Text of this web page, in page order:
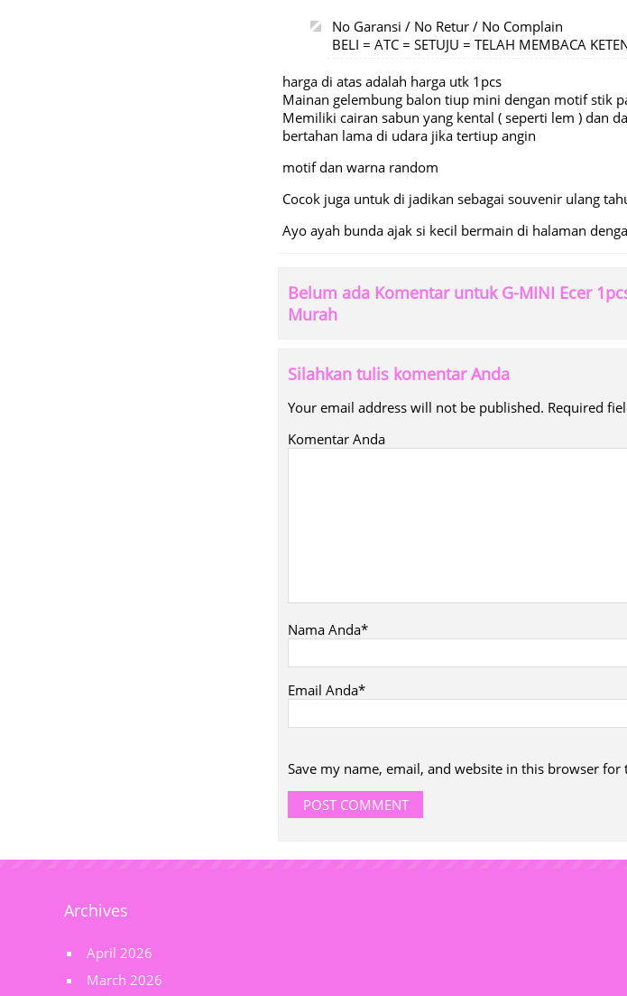
No Garansi / No Retur / No Complain
BELI = ATC = SETUJU = TELAH MEMBACA
harga di atas adalah harga utk 1pcs
Mainan gelembung balon tiup mini dengan motif stik
Memiliki cairan sabun yang kental ( seperti lem ) dan
bertahan lama di udara jika tertiup angin
motif dan warna random
Cocok juga untuk di jadikan sebagai souvenir ulang
Ayo ayah bunda ajak si kecil bermain di halaman
Belum ada Komentar untuk G-MINI Ecer
Murah
Silahkan tulis komentar Anda
Your email address will not be published. Required
Komentar Anda
Nama Anda*
Email Anda*
Save my name, email, and website in this browser
Archives
April 2026
March 2026